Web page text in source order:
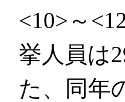
<10>～
挙人員は
た、同年